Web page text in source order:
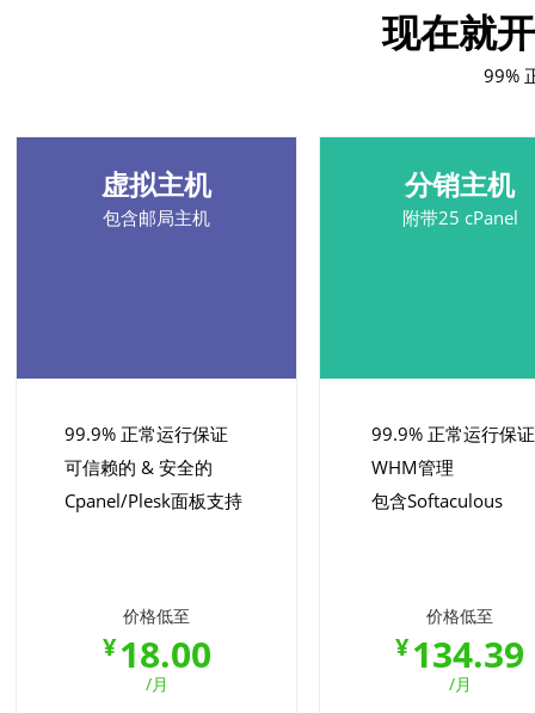
现在就
99%
虚拟主机
包含邮局主机
99.9% 正常运行保证
可信赖的 & 安全的
Cpanel/Plesk面板支持
价格低至
¥ 18.00
/月
分销主机
附带25 cPanel
99.9% 正常运行保证
WHM管理
包含Softaculous
价格低至
¥134.39
/月